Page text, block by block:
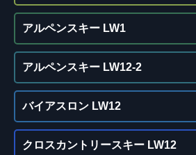
アルペンスキー LW1
アルペンスキー LW12-2
バイアスロン LW12
クロスカントリースキー LW12